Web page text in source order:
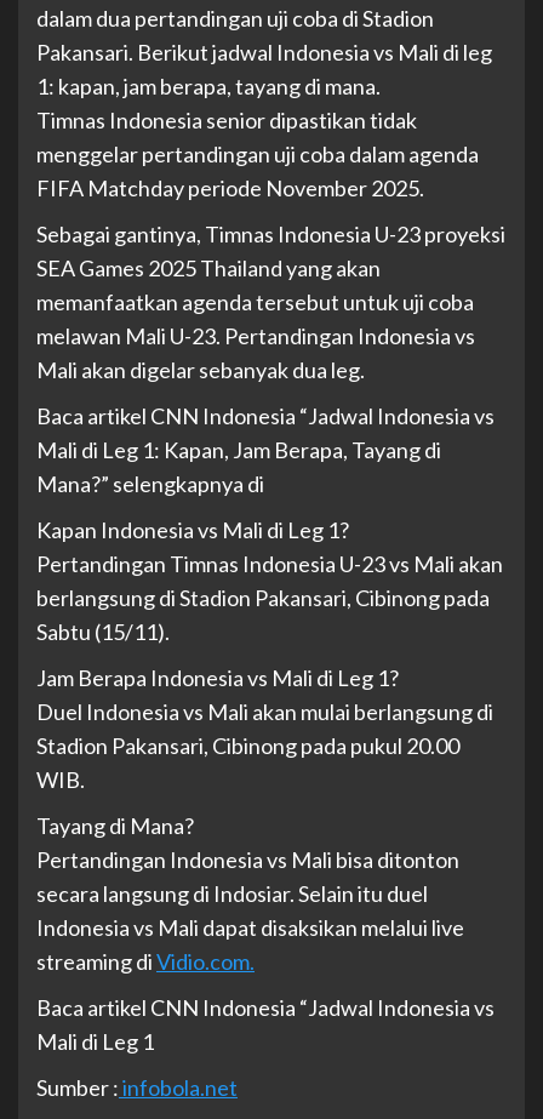
dalam dua pertandingan uji coba di Stadion
Pakansari. Berikut jadwal Indonesia vs Mali di leg
1: kapan, jam berapa, tayang di mana.
Timnas Indonesia senior dipastikan tidak
menggelar pertandingan uji coba dalam agenda
FIFA Matchday periode November 2025.
Sebagai gantinya, Timnas Indonesia U-23 proyeksi
SEA Games 2025 Thailand yang akan
memanfaatkan agenda tersebut untuk uji coba
melawan Mali U-23. Pertandingan Indonesia vs
Mali akan digelar sebanyak dua leg.
Baca artikel CNN Indonesia “Jadwal Indonesia vs
Mali di Leg 1: Kapan, Jam Berapa, Tayang di
Mana?” selengkapnya di
Kapan Indonesia vs Mali di Leg 1?
Pertandingan Timnas Indonesia U-23 vs Mali akan
berlangsung di Stadion Pakansari, Cibinong pada
Sabtu (15/11).
Jam Berapa Indonesia vs Mali di Leg 1?
Duel Indonesia vs Mali akan mulai berlangsung di
Stadion Pakansari, Cibinong pada pukul 20.00
WIB.
Tayang di Mana?
Pertandingan Indonesia vs Mali bisa ditonton
secara langsung di Indosiar. Selain itu duel
Indonesia vs Mali dapat disaksikan melalui live
streaming diVidio.com.
Baca artikel CNN Indonesia “Jadwal Indonesia vs
Mali di Leg 1
Sumber :infobola.net